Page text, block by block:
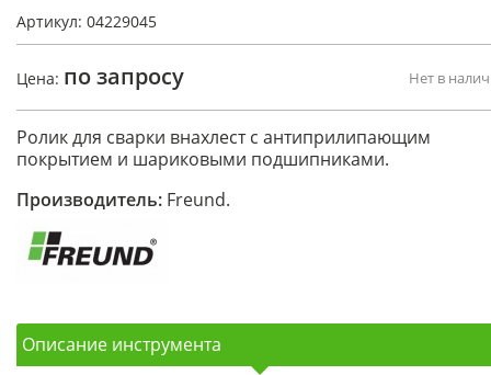
Артикул: 04229045
Цена: по запросу Нет в
Ролик для сварки внахлест с антиприлипающим
покрытием и шариковыми подшипниками.
Производитель: Freund.
Описание инструмента